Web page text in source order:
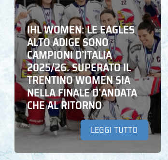
IHL WOMEN: LE EAGLES
ALTO ADIGE SONO
CAMPIONI D’ITALIA
2025/26. SUPERATO IL
TRENTINO WOMEN SIA
NELLA FINALE D’ANDATA
CHE AL RITORNO
LEGGI TUTTO